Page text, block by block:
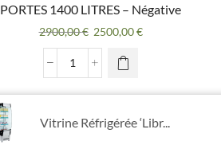
PORTES 1400 LITRES – Négative
2900,00€ Le
prix
initial
était :
2900,00 €.
2500,00€Le
2500,00 €.
quantité
RÉFRIGÉRÉE
Vitrine Réfrigérée ‘Libr...